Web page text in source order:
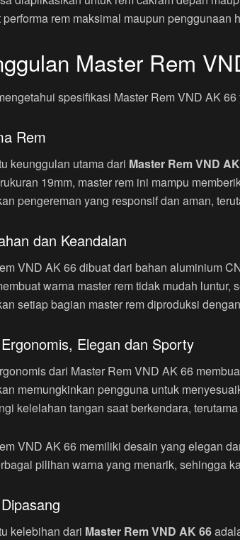
performa rem maksimal maupun
Master Rem
spesifikasi Master Rem VND AK
Rem
keunggulan utama dari Master Rem VND
19mm, master rem ini mampu
pengereman yang responsif dan aman,
dan Keandalan
VND AK 66 dibuat dari bahan aluminium
warna master rem tidak mudah
setiap bagian master rem diproduksi
Elegan dan Sporty
dari Master Rem VND AK 66
memungkinkan pengguna untuk
kelelahan tangan saat berkendara,
VND AK 66 memiliki desain yang elegan
pilihan warna yang menarik, sehingga
kelebihan dari Master Rem VND AK 66